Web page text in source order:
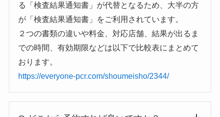
る「検査結果通知書」が代替となるため、大半の方
が「検査結果通知書」をご利用されています。
２つの書類の違いや料金、対応店舗、結果が出るま
での時間、有効期限などは以下で比較表にまとめて
おります。
https://everyone-pcr.com/shoumeisho/2344/